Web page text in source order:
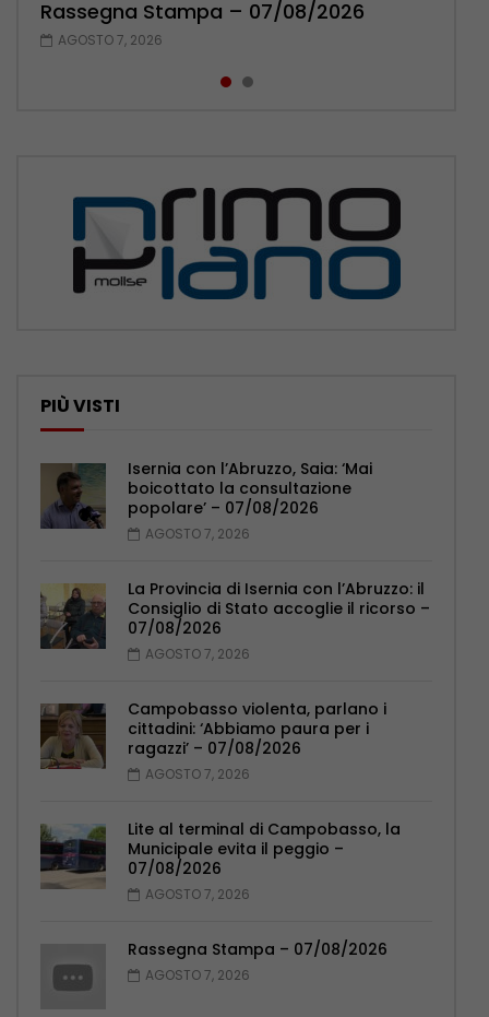
Rassegna Stampa – 07/08/2026
AGOSTO 7, 2026
Rassegna Stampa – 06/08/2026
AGOSTO 6, 2026
PIÙ VISTI
Isernia con l’Abruzzo, Saia: ‘Mai
boicottato la consultazione
popolare’ – 07/08/2026
AGOSTO 7, 2026
La Provincia di Isernia con l’Abruzzo: il
Consiglio di Stato accoglie il ricorso –
07/08/2026
AGOSTO 7, 2026
Campobasso violenta, parlano i
cittadini: ‘Abbiamo paura per i
ragazzi’ – 07/08/2026
AGOSTO 7, 2026
Lite al terminal di Campobasso, la
Municipale evita il peggio –
07/08/2026
AGOSTO 7, 2026
Rassegna Stampa – 07/08/2026
AGOSTO 7, 2026